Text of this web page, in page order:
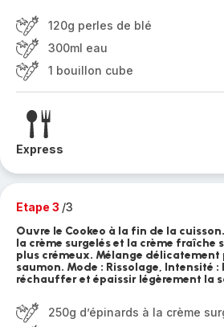
120g perles de blé
300ml eau
1 bouillon cube
Express
Etape 3 /3
Ouvre le Cookeo à la fin de la
la crème surgelés et la crème fraîche
plus crémeux. Mélange délicatement
saumon. Mode : Rissolage, Intensité :
réchauffer et épaissir légèrement la
250g d’épinards à la crème